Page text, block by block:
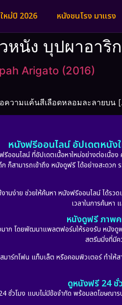
หม่ปี 2026 หนังชนโรง มาแรง
หนัง บุปผาอาริ
Arigato (2016)
ความแค้นสีเลือดหลอมละลายบน
หนังฟรีออนไลน์ อัปเดตหนัง
อนไลน์ ที่อัปเดตเนื้อหาใหม่อย่างต่อเนื่อ
ก ก็สามารถเข้าถึง หนังดูฟรี ได้อย่างสะด
านง่าย ช่วยให้ค้นหา หนังฟรีออนไลน์ ได้
เวลาในการค้นหา
หนังดูฟรี ภาพ
าก โดยพัฒนาแพลตฟอร์มให้รองรับ หนัง
สตรีมมิ่งที่มีค
าร์ทโฟน แท็บเล็ต หรือคอมพิวเตอร์ ทำให้
ดูหนังฟรี 24 ชั่
วโมง แบบไม่มีข้อจำกัด พร้อมลดโฆษณาร